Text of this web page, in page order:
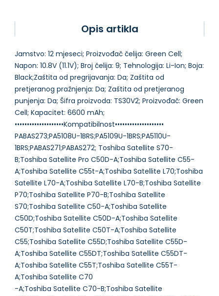
Opis artikla
Jamstvo: 12 mjeseci; Proizvođač čelija: Green Cell;
Napon: 10.8V (11.1V); Broj čelija: 9; Tehnologija: Li-Ion; Boja:
Black;Zaštita od pregrijavanja: Da; Zaštita od
pretjeranog pražnjenja: Da; Zaštita od pretjeranog
punjenja: Da; Šifra proizvoda: TS30V2; Proizvođač: Green
Cell; Kapacitet: 6600 mAh;
••••••••••••••••••••Kompatibilnost••••••••••••••••••••
PABAS273;PA5108U-1BRS;PA5109U-1BRS;PA5110U-
1BRS;PABAS271;PABAS272; Toshiba Satellite S70-
B;Toshiba Satellite Pro C50D-A;Toshiba Satellite C55-
A;Toshiba Satellite C55t-A;Toshiba Satellite L70;Toshiba
Satellite L70-A;Toshiba Satellite L70-B;Toshiba Satellite
P70;Toshiba Satellite P70-B;Toshiba Satellite
S70;Toshiba Satellite C50-A;Toshiba Satellite
C50D;Toshiba Satellite C50D-A;Toshiba Satellite
C50T;Toshiba Satellite C50T-A;Toshiba Satellite
C55;Toshiba Satellite C55D;Toshiba Satellite C55D-
A;Toshiba Satellite C55DT;Toshiba Satellite C55DT-
A;Toshiba Satellite C55T;Toshiba Satellite C55T-
A;Toshiba Satellite C70
-A;Toshiba Satellite C70-B;Toshiba Satellite